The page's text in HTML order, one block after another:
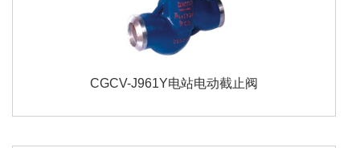
CGCV-J961Y电站电动截止阀